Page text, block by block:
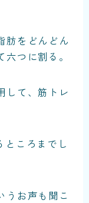
肪をどんどん
つに割る。
して、筋トレ
ころまでし
お声も聞こ